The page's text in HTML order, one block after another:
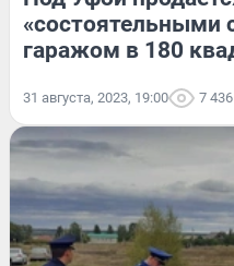
«состоятельными
гаражом в 180
31 августа, 2023, 19:00 7 436